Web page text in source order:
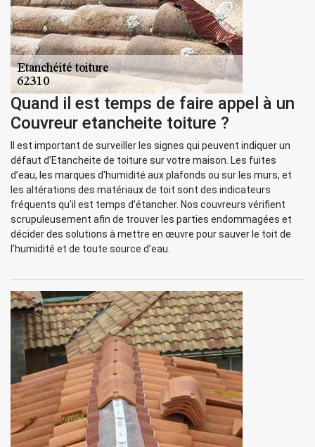
Quand il est temps de faire appel à un
Couvreur etancheite toiture ?
Il est important de surveiller les signes qui peuvent indiquer un
défaut d’Etancheite de toiture sur votre maison. Les fuites
d’eau, les marques d'humidité aux plafonds ou sur les murs, et
les altérations des matériaux de toit sont des indicateurs
fréquents qu'il est temps d’étancher. Nos couvreurs vérifient
scrupuleusement afin de trouver les parties endommagées et
décider des solutions à mettre en œuvre pour sauver le toit de
l’humidité et de toute source d’eau.